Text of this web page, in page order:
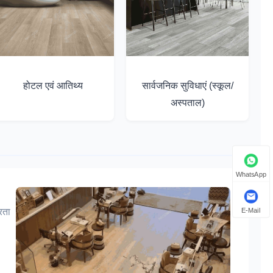
होटल एवं आतिथ्य
सार्वजनिक सुविधाएं (स्कूल/
अस्पताल)
WhatsApp
E-Mail